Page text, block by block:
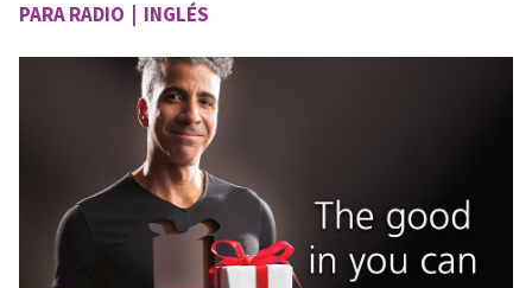
PARA RADIO | INGLÉS
Image